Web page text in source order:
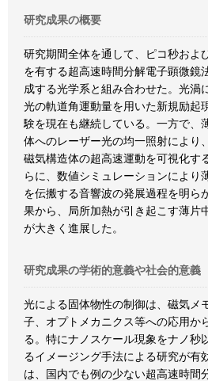
研究成果の概要
研究期間全体を通して、ピコ秒およ
を有する超高速時間分解電子顕微鏡
成する光学系と組み合わせた。光渦
光の軌道角運動量を用いた新規励起
験を現在も継続している。一方で、
体へのレーザー光の均一照射により
磁気構造体の超高速運動を可視化す
らに、数値シミュレーションにより
を伝搬する音響波の発展過程を明ら
果から、局所加熱が引き起こす薄片
が大きく進展した。
研究成果の学術的意義や社会的意義
光による固体物性の制御は、磁気メ
子、オプトメカニクス等への応用か
る。特にナノスケール現象をナノ秒
るイメージング手法による研究が有
は、国内でも例の少ない超高速時間